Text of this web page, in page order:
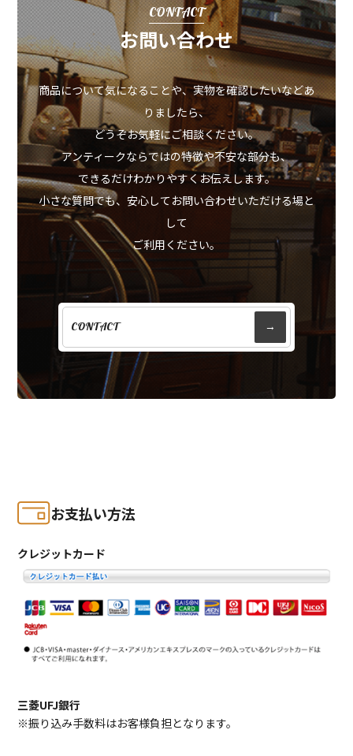
CONTACT
お問い合わせ
商品について気になることや、実物を確認したいなどあ
りましたら、
どうぞお気軽にご相談ください。
アンティークならではの特徴や不安な部分も、
できるだけわかりやすくお伝えします。
小さな質問でも、安心してお問い合わせいただける場と
して
ご利用ください。
CONTACT →
お支払い方法
クレジットカード
三菱UFJ銀行
※振り込み手数料はお客様負担となります。